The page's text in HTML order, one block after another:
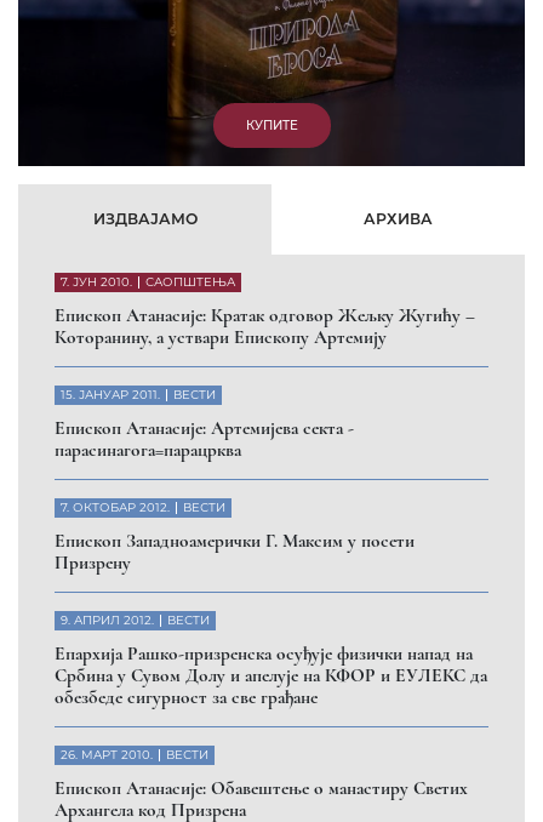
КУПИТЕ
ИЗДВАЈАМО АРХИВА
7. ЈУН 2010. САОПШТЕЊА
Eпископ Атанасије: Кратак одговор Жељку Жугићу –
Которанину, а уствари Епископу Артемију
15. ЈАНУАР 2011. ВЕСТИ
Eпископ Атанасије: Артемијева секта -
парасинагога=парацрква
7. ОКТОБАР 2012. ВЕСТИ
Eпископ Западноамерички Г. Максим у посети
Призрену
9. АПРИЛ 2012. ВЕСТИ
Eпархија Рашко-призренска осуђује физички напад на
Србина у Сувом Долу и апелује на КФОР и ЕУЛЕКС да
обезбеде сигурност за све грађане
26. МАРТ 2010. ВЕСТИ
Eпископ Атанасије: Обавештење о манастиру Светих
Архангела код Призрена